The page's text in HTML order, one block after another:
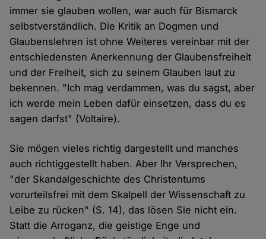
immer sie glauben wollen, war auch für Bismarck
selbstverständlich. Die Kritik an Dogmen und
Glaubenslehren ist ohne Weiteres vereinbar mit der
entschiedensten Anerkennung der Glaubensfreiheit
und der Freiheit, sich zu seinem Glauben laut zu
bekennen. "Ich mag verdammen, was du sagst, aber
ich werde mein Leben dafür einsetzen, dass du es
sagen darfst" (Voltaire).
Sie mögen vieles richtig dargestellt und manches
auch richtiggestellt haben. Aber Ihr Versprechen,
"der Skandalgeschichte des Christentums
vorurteilsfrei mit dem Skalpell der Wissenschaft zu
Leibe zu rücken" (S. 14), das lösen Sie nicht ein.
Statt die Arroganz, die geistige Enge und